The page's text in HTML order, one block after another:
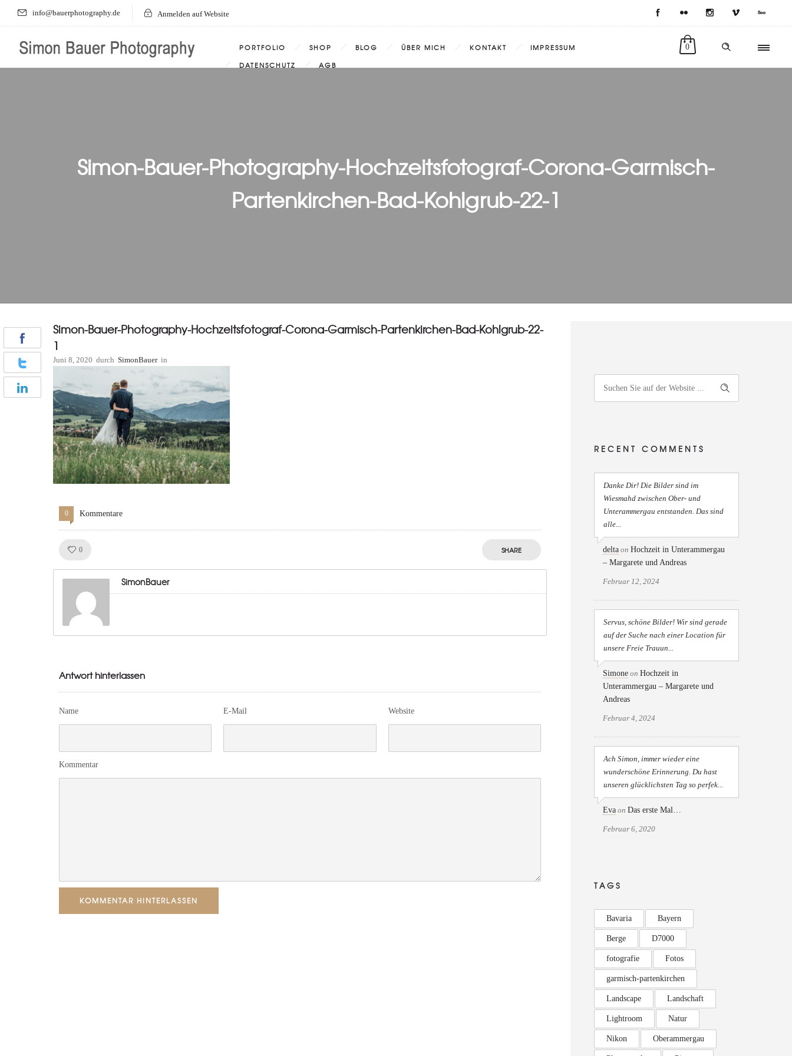
info@bauerphotography.de Anmelden auf Website
0
PORTFOLIO SHOP BLOG ÜBER MICH KONTAKT
IMPRESSUM
DATENSCHUTZ
AGB
Simon-Bauer-Photography-Hochzeitsfotograf-Corona-Garmisch-
Partenkirchen-Bad-Kohlgrub-22-1
Simon-Bauer-Photography-Hochzeitsfotograf-Corona-Garmisch-Partenkirchen-Bad-Kohlgrub-22-
1
Juni 8, 2020 durch SimonBauer in
0 Kommentare
0 SHARE
SimonBauer
Antwort hinterlassen
Name E-Mail Website
Kommentar
KOMMENTAR HINTERLASSEN
RECENT COMMENTS
Danke Dir! Die Bilder sind im
Wiesmahd zwischen Ober- und
Unterammergau entstanden. Das sind
alle...
delta on Hochzeit in Unterammergau
– Margarete und Andreas
Februar 12, 2024
Servus, schöne Bilder! Wir sind gerade
auf der Suche nach einer Location für
unsere Freie Trauun...
Simone on Hochzeit in
Unterammergau – Margarete und
Andreas
Februar 4, 2024
Ach Simon, immer wieder eine
wunderschöne Erinnerung. Du hast
unseren glücklichsten Tag so perfek...
Eva on Das erste Mal…
Februar 6, 2020
TAGS
Bavaria Bayern
Berge D7000
fotografie Fotos
garmisch-partenkirchen
Landscape Landschaft
Lightroom Natur
Nikon Oberammergau